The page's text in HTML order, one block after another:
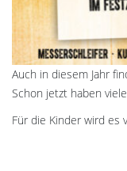
Auch in diesem Jahr
Schon jetzt haben
Für die Kinder wird es